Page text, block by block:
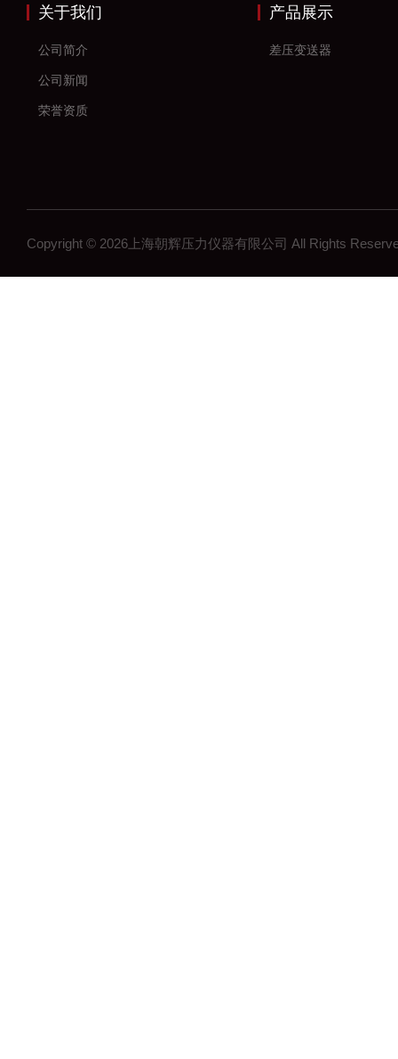
关于我们
公司简介
公司新闻
荣誉资质
产品展示
差压变送器
Copyright © 2026上海朝辉压力仪器有限公司 All Rights